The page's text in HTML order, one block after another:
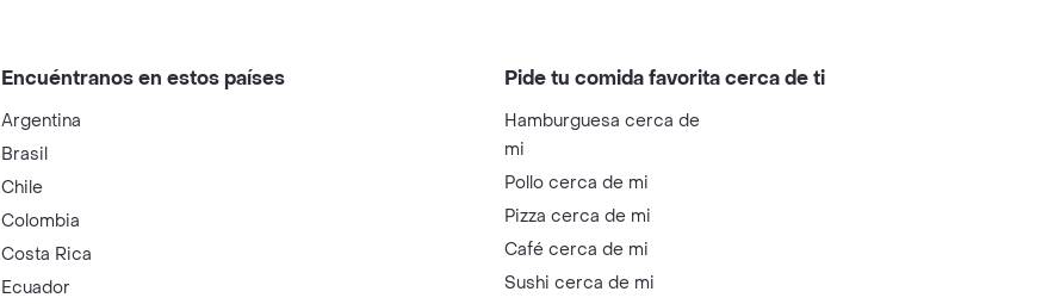
Encuéntranos en estos países
Argentina
Brasil
Chile
Colombia
Costa Rica
Ecuador
Pide tu comida favorita cerca de ti
Hamburguesa cerca de
mi
Pollo cerca de mi
Pizza cerca de mi
Café cerca de mi
Sushi cerca de mi